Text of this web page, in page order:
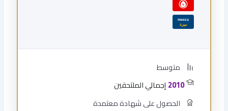
V
meeza
ميزة
متوسط
2010إجمالي الملتحقين
الحصول على شهادة معتمدة